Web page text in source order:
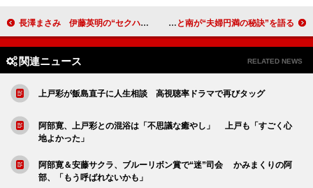
長澤まさみ 伊藤英明の“セクハラ”に「やめて」 『ＷＯＯＤ ＪＯＢ！』舞台あいさつ さだまさし、南果歩の演技を「本当に怖い」と絶賛 緒形直人と南が“夫婦円満の秘訣”を語る
関連ニュース RELATED NEWS
上戸彩が飯島直子に人生相談 高視聴率ドラマで再びタッグ
阿部寛、上戸彩との混浴は「不思議な癒やし」 上戸も「すごく心
地よかった」
阿部寛＆安藤サクラ、ブルーリボン賞で“迷”司会 かみまくりの阿
部、「もう呼ばれないかも」